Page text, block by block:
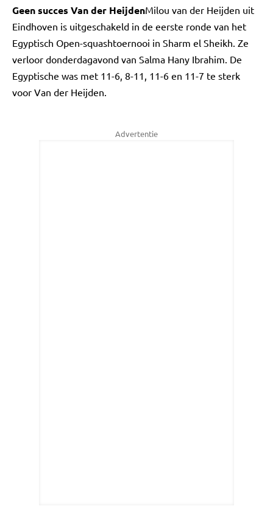
Geen succes Van der HeijdenMilou van der Heijden uit
Eindhoven is uitgeschakeld in de eerste ronde van het
Egyptisch Open-squashtoernooi in Sharm el Sheikh. Ze
verloor donderdagavond van Salma Hany Ibrahim. De
Egyptische was met 11-6, 8-11, 11-6 en 11-7 te sterk
voor Van der Heijden.
Advertentie